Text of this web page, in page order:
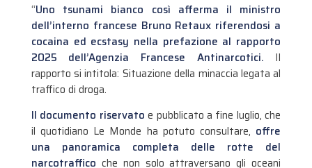
“Uno tsunami bianco così afferma il ministro
dell’interno francese Bruno Retaux riferendosi a
cocaina ed ecstasy nella prefazione al rapporto
2025 dell’Agenzia Francese Antinarcotici. Il
rapporto si intitola: Situazione della minaccia legata al
traffico di droga.
Il documento riservato e pubblicato a fine luglio, che
il quotidiano Le Monde ha potuto consultare, offre
una panoramica completa delle rotte del
narcotraffico che non solo attraversano gli oceani